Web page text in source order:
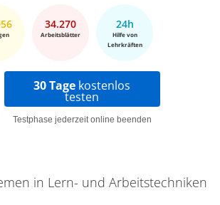
34.270
Arbeitsblätter
24h
Hilfe von
Lehrkräften
30 Tage kostenlos
testen
Testphase jederzeit online beenden
in Lern- und Arbeitstechniken